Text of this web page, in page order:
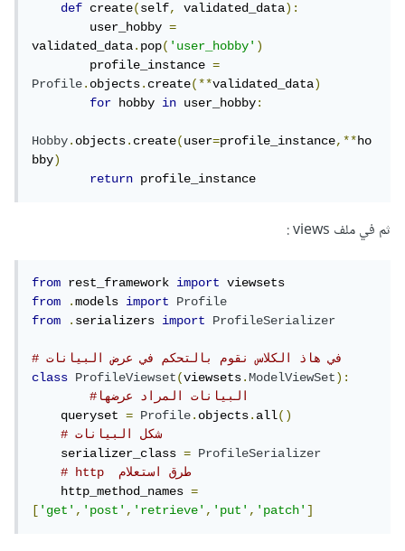
def create(self, validated_data):
        user_hobby
=
validated_data.pop('user_hobby')
        profile_instance
=
Profile.objects.create(**validated_data)
for hobby in user_hobby:
Hobby.objects.create(user=profile_instance,**ho
bby)
return profile_instance
ثم في ملف views :
from rest_framework import
from
.models import
Profile
from
.serializers import ProfileSerializer
class
ProfileViewset(viewsets.ModelViewSet):
#البيانات المراد عرضها
    queryset
= Profile.objects.all()
    serializer_class
=
ProfileSerializer
# http  طرق استعلام
    http_method_names
=
['get','post','retrieve','put','patch']